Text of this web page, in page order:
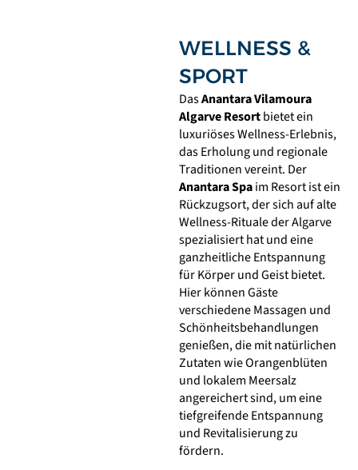
WELLNESS &
SPORT
DasAnantara Vilamoura
Algarve Resortbietet ein
luxuriöses Wellness-Erlebnis,
das Erholung und regionale
Traditionen vereint. Der
Anantara Spaim Resort ist ein
Rückzugsort, der sich auf alte
Wellness-Rituale der Algarve
spezialisiert hat und eine
ganzheitliche Entspannung
für Körper und Geist bietet.
Hier können Gäste
verschiedene Massagen und
Schönheitsbehandlungen
genießen, die mit natürlichen
Zutaten wie Orangenblüten
und lokalem Meersalz
angereichert sind, um eine
tiefgreifende Entspannung
und Revitalisierung zu
fördern.